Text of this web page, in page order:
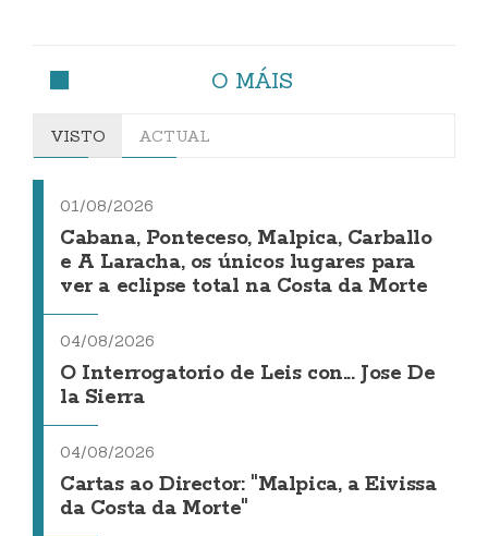
O MÁIS
VISTO ACTUAL
01/08/2026
Cabana, Ponteceso, Malpica, Carballo
e A Laracha, os únicos lugares para
ver a eclipse total na Costa da Morte
04/08/2026
O Interrogatorio de Leis con... Jose De
la Sierra
04/08/2026
Cartas ao Director: "Malpica, a Eivissa
da Costa da Morte"